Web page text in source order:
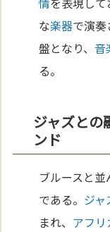
な楽器で演
盤となり、音
る。
ジャズとの
ンド
ブルースと並
である。 ジャ
まれ、 アフリ